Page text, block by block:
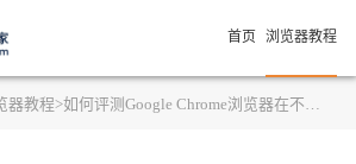
首页 浏览器教程
器教程>如何评测Google Chrome浏览器在不同设备上的性能表现